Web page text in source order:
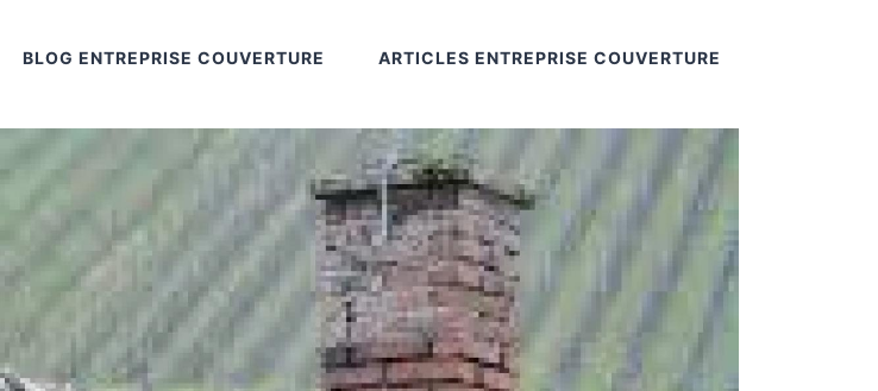
BLOG ENTREPRISE COUVERTURE ARTICLES ENTREPRISE COUVERTURE